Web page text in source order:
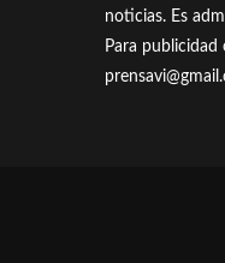
noticias. Es
Para